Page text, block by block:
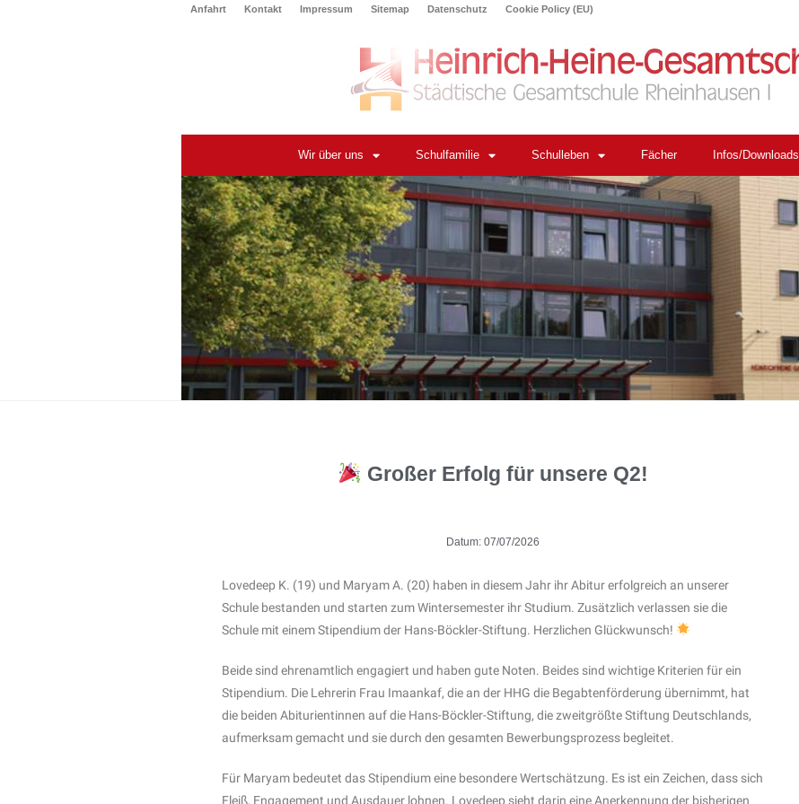
Anfahrt Kontakt Impressum Sitemap Datenschutz Cookie Policy (EU)
Wir über uns Schulfamilie Schulleben Fächer Infos/Downloads
Großer Erfolg für unsere Q2!
Datum: 07/07/2026
Lovedeep K. (19) und Maryam A. (20) haben in diesem Jahr ihr Abitur erfolgreich an unserer
Schule bestanden und starten zum Wintersemester ihr Studium. Zusätzlich verlassen sie die
Schule mit einem Stipendium der Hans-Böckler-Stiftung. Herzlichen Glückwunsch!
Beide sind ehrenamtlich engagiert und haben gute Noten. Beides sind wichtige Kriterien für ein
Stipendium. Die Lehrerin Frau Imaankaf, die an der HHG die Begabtenförderung übernimmt, hat
die beiden Abiturientinnen auf die Hans-Böckler-Stiftung, die zweitgrößte Stiftung Deutschlands,
aufmerksam gemacht und sie durch den gesamten Bewerbungsprozess begleitet.
Für Maryam bedeutet das Stipendium eine besondere Wertschätzung. Es ist ein Zeichen, dass sich
Fleiß, Engagement und Ausdauer lohnen. Lovedeep sieht darin eine Anerkennung der bisherigen